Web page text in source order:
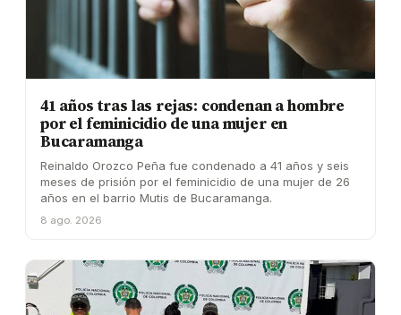
41 años tras las rejas: condenan a hombre
por el feminicidio de una mujer en
Bucaramanga
Reinaldo Orozco Peña fue condenado a 41 años y seis
meses de prisión por el feminicidio de una mujer de 26
años en el barrio Mutis de Bucaramanga.
8 ago. 2026